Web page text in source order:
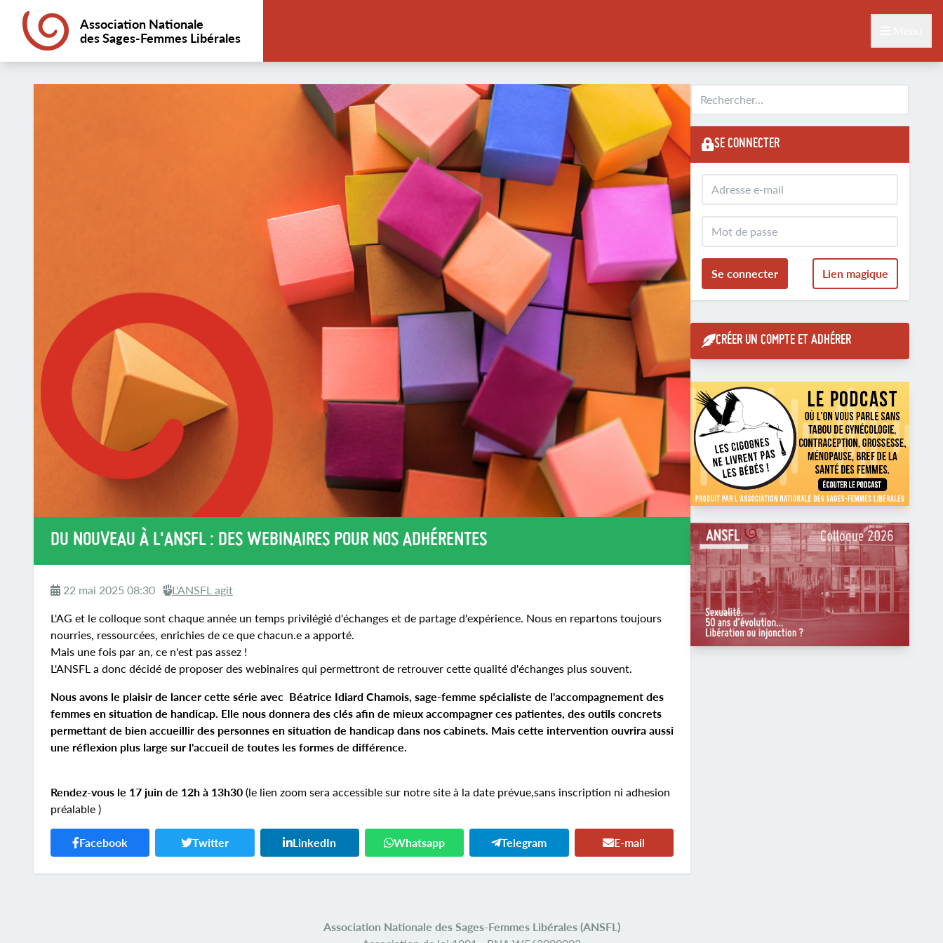
Association Nationale
des Sages-Femmes Libérales
DU NOUVEAU À L'ANSFL : DES WEBINAIRES POUR NOS ADHÉRENTES
22 mai 2025 08:30 L'ANSFL agit
L'AG et le colloque sont chaque année un temps privilégié d'échanges et de partage d'expérience. Nous en repartons toujours
nourries, ressourcées, enrichies de ce que chacun.e a apporté.
Mais une fois par an, ce n'est pas assez !
L'ANSFL a donc décidé de proposer des webinaires qui permettront de retrouver cette qualité d'échanges plus souvent.
Nous avons le plaisir de lancer cette série avec Béatrice Idiard Chamois, sage-femme spécialiste de l'accompagnement des
femmes en situation de handicap. Elle nous donnera des clés afin de mieux accompagner ces patientes, des outils concrets
permettant de bien accueillir des personnes en situation de handicap dans nos cabinets. Mais cette intervention ouvrira aussi
une réflexion plus large sur l'accueil de toutes les formes de différence.
Rendez-vous le 17 juin de 12h à 13h30 (le lien zoom sera accessible sur notre site à la date prévue,sans inscription ni adhesion
préalable )
Facebook Twitter LinkedIn Whatsapp Telegram E-mail
SE CONNECTER
Se connecter Lien magique
CRÉER UN COMPTE ET ADHÉRER
Association Nationale des Sages-Femmes Libérales (ANSFL)